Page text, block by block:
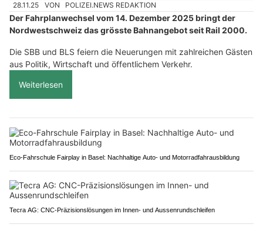
28.11.25 VON POLIZEI.NEWS REDAKTION
Der Fahrplanwechsel vom 14. Dezember 2025 bringt der
Nordwestschweiz das grösste Bahnangebot seit Rail 2000.
Die SBB und BLS feiern die Neuerungen mit zahlreichen Gästen
aus Politik, Wirtschaft und öffentlichem Verkehr.
Weiterlesen
Eco-Fahrschule Fairplay in Basel: Nachhaltige Auto- und Motorradfahrausbildung
Tecra AG: CNC-Präzisionslösungen im Innen- und Aussenrundschleifen